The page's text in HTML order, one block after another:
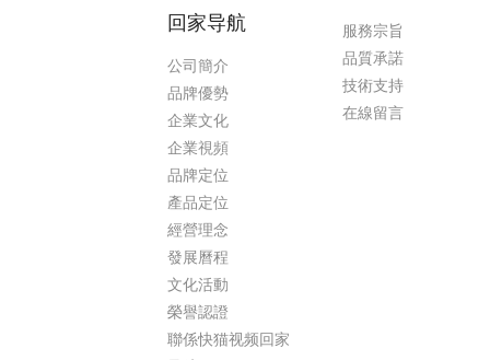
回家导航
公司簡介
品牌優勢
企業文化
企業視頻
品牌定位
產品定位
經營理念
發展曆程
文化活動
榮譽認證
聯係快猫视频回家
服務宗旨
品質承諾
技術支持
在線留言